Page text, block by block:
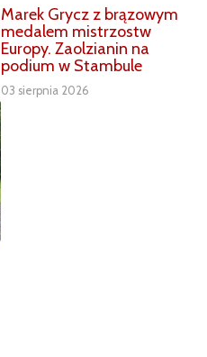
Marek Grycz z brązowym
medalem mistrzostw
Europy. Zaolzianin na
podium w Stambule
03 sierpnia 2026